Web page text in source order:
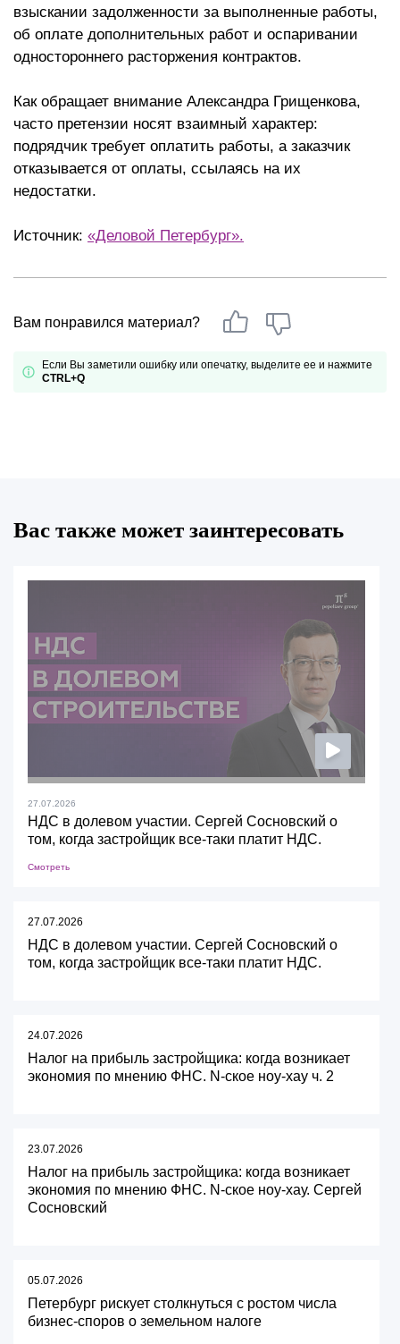
взыскании задолженности за выполненные работы,
об оплате дополнительных работ и оспаривании
одностороннего расторжения контрактов.
Как обращает внимание Александра Грищенкова,
часто претензии носят взаимный характер:
подрядчик требует оплатить работы, а заказчик
отказывается от оплаты, ссылаясь на их
недостатки.
Источник: «Деловой Петербург».
Вам понравился материал?
Если Вы заметили ошибку или опечатку, выделите ее и нажмите
CTRL+Q
Вас также может заинтересовать
27.07.2026
НДС в долевом участии. Сергей Сосновский о
том, когда застройщик все-таки платит НДС.
Смотреть
27.07.2026
НДС в долевом участии. Сергей Сосновский о
том, когда застройщик все-таки платит НДС.
24.07.2026
Налог на прибыль застройщика: когда возникает
экономия по мнению ФНС. N-ское ноу-хау ч. 2
23.07.2026
Налог на прибыль застройщика: когда возникает
экономия по мнению ФНС. N-ское ноу-хау. Сергей
Сосновский
05.07.2026
Петербург рискует столкнуться с ростом числа
бизнес-споров о земельном налоге